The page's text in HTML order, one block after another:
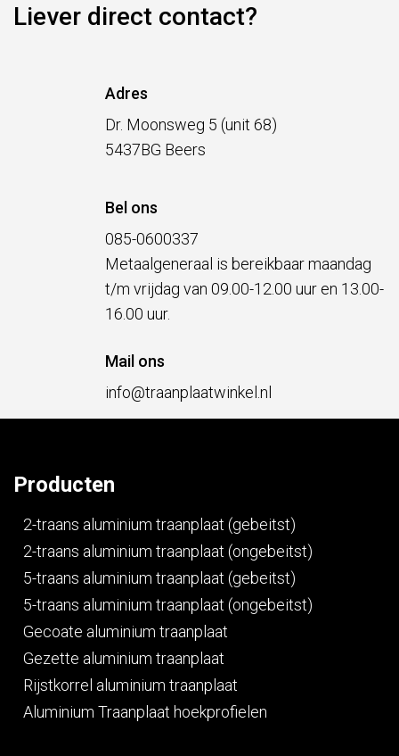
Liever direct contact?
Adres
Dr. Moonsweg 5 (unit 68)
5437BG Beers
Bel ons
085-0600337
Metaalgeneraal is bereikbaar maandag
t/m vrijdag van 09.00-12.00 uur en 13.00-
16.00 uur.
Mail ons
info@traanplaatwinkel.nl
Producten
2-traans aluminium traanplaat (gebeitst)
2-traans aluminium traanplaat (ongebeitst)
5-traans aluminium traanplaat (gebeitst)
5-traans aluminium traanplaat (ongebeitst)
Gecoate aluminium traanplaat
Gezette aluminium traanplaat
Rijstkorrel aluminium traanplaat
Aluminium Traanplaat hoekprofielen